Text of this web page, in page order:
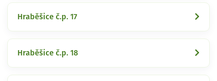
Hraběšice č.p. 17
Hraběšice č.p. 18